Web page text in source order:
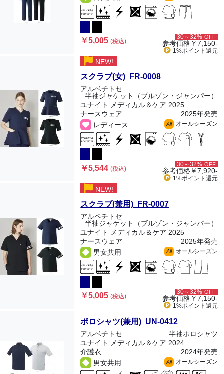
￥5,005(税込)
30～32% OFF
参考価格￥7,150-
1%ポイント 還元
NEW!
スクラブ(女) FR-0008
アルベチトセ
半袖ジャケット（ブルゾン・ジャンパー）
ユナイト メディカル＆ケア 2025
ナースウェア
2025年発売
レディース
All オールシーズン
￥5,544(税込)
30～32% OFF
参考価格￥7,920-
1%ポイント 還元
NEW!
スクラブ(兼用) FR-0007
アルベチトセ
半袖ジャケット（ブルゾン・ジャンパー）
ユナイト メディカル＆ケア 2025
ナースウェア
2025年発売
男女共用
All オールシーズン
￥5,005(税込)
30～32% OFF
参考価格￥7,150-
1%ポイント 還元
ポロシャツ(兼用) UN-0412
アルベチトセ
半袖ポロシャツ
ユナイト メディカル＆ケア 2024
介護衣
2024年発売
男女共用
All オールシーズン